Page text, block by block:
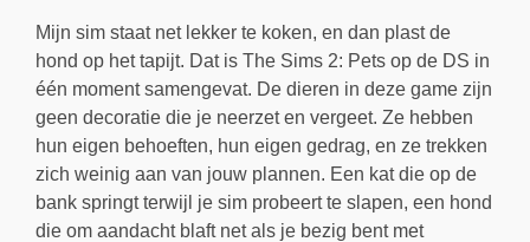
Mijn sim staat net lekker te koken, en dan plast de
hond op het tapijt. Dat is The Sims 2: Pets op de DS in
één moment samengevat. De dieren in deze game zijn
geen decoratie die je neerzet en vergeet. Ze hebben
hun eigen behoeften, hun eigen gedrag, en ze trekken
zich weinig aan van jouw plannen. Een kat die op de
bank springt terwijl je sim probeert te slapen, een hond
die om aandacht blaft net als je bezig bent met